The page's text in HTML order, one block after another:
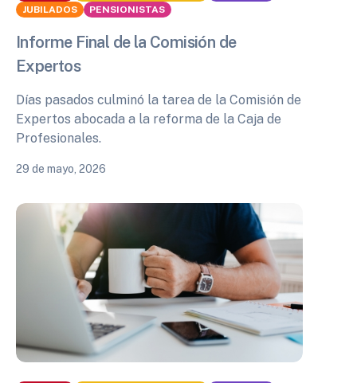
JUBILADOS
PENSIONISTAS
Informe Final de la Comisión de
Expertos
Días pasados culminó la tarea de la Comisión de
Expertos abocada a la reforma de la Caja de
Profesionales.
29 de mayo, 2026